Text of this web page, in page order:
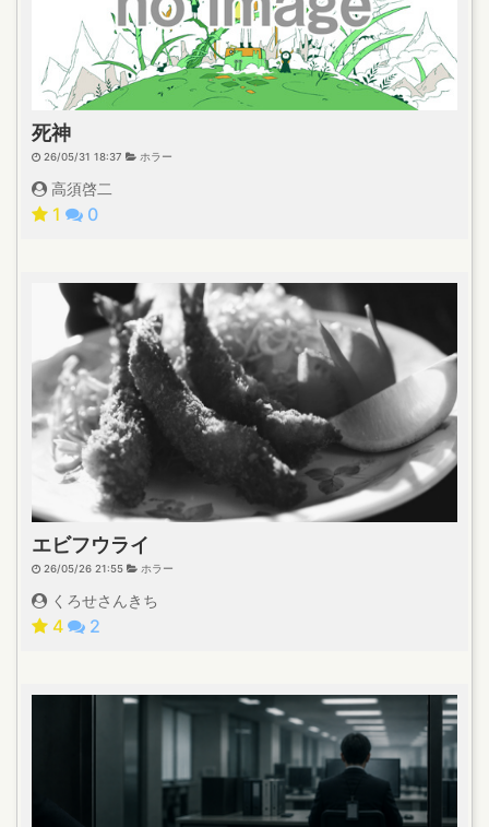
死神
26/05/31 18:37 ホラー
高須啓二
1 0
エビフウライ
26/05/26 21:55 ホラー
くろせさんきち
4 2